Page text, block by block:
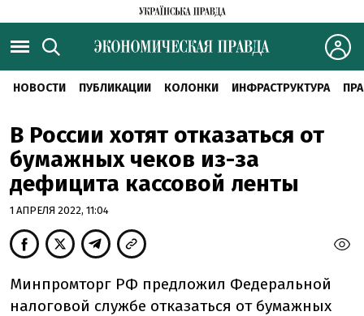
НОВОСТИ ПУБЛИКАЦИИ КОЛОНКИ ИНФРАСТРУКТУРА
В России хотят отказаться от
бумажных чеков из-за
дефицита кассовой ленты
1 АПРЕЛЯ 2022, 11:04
Минпромторг РФ предложил Федеральной
налоговой службе отказаться от бумажных